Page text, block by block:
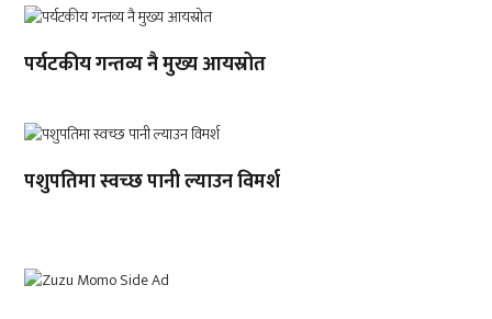
पर्यटकीय गन्तव्य नै मुख्य आयस्रोत
पशुपतिमा स्वच्छ पानी ल्याउन विमर्श